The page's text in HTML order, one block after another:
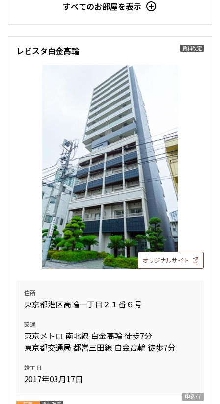
すべてのお部屋を表示
賃料改定
レビスタ白金高輪
オリジナルサイト
住所
東京都港区高輪一丁目２１番６号
交通
東京メトロ 南北線 白金高輪 徒歩7分
東京都交通局 都営三田線 白金高輪 徒歩7分
竣工日
2017年03月17日
申込有